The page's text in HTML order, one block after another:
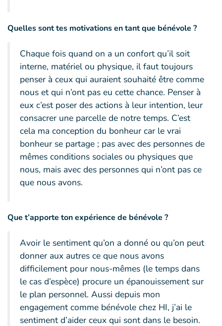
Quelles sont tes motivations en tant que bénévole ?
Chaque fois quand on a un confort qu’il soit
interne, matériel ou physique, il faut toujours
penser à ceux qui auraient souhaité être comme
nous et qui n’ont pas eu cette chance. Penser à
eux c’est poser des actions à leur intention, leur
consacrer une parcelle de notre temps. C’est
cela ma conception du bonheur car le vrai
bonheur se partage ; pas avec des personnes de
mêmes conditions sociales ou physiques que
nous, mais avec des personnes qui n’ont pas ce
que nous avons.
Que t’apporte ton expérience de bénévole ?
Avoir le sentiment qu’on a donné ou qu’on peut
donner aux autres ce que nous avons
difficilement pour nous-mêmes (le temps dans
le cas d’espèce) procure un épanouissement sur
le plan personnel. Aussi depuis mon
engagement comme bénévole chez HI, j’ai le
sentiment d’aider ceux qui sont dans le besoin.